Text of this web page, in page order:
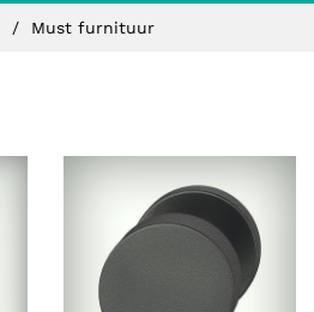
Must furnituur